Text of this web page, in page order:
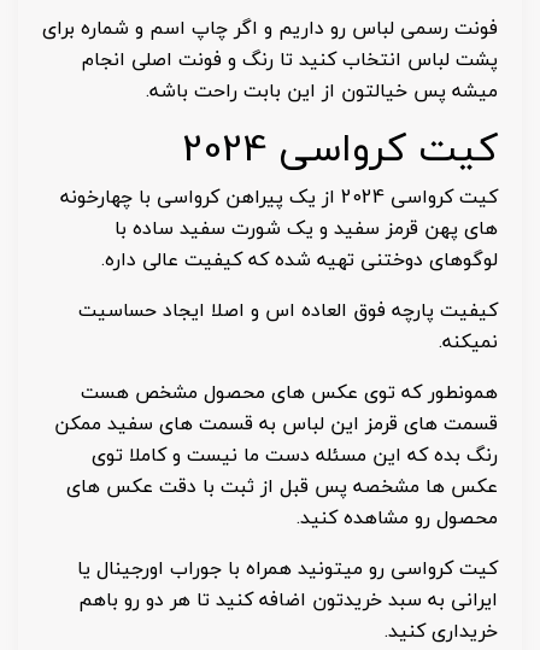
فونت رسمی لباس رو داریم و اگر چاپ اسم و شماره برای
پشت لباس انتخاب کنید تا رنگ و فونت اصلی انجام
میشه پس خیالتون از این بابت راحت باشه.
کیت کرواسی 2024
کیت کرواسی 2024 از یک پیراهن کرواسی با چهارخونه
های پهن قرمز سفید و یک شورت سفید ساده با
لوگوهای دوختنی تهیه شده که کیفیت عالی داره.
کیفیت پارچه فوق العاده اس و اصلا ایجاد حساسیت
نمیکنه.
همونطور که توی عکس های محصول مشخص هست
قسمت های قرمز این لباس به قسمت های سفید ممکن
رنگ بده که این مسئله دست ما نیست و کاملا توی
عکس ها مشخصه پس قبل از ثبت با دقت عکس های
محصول رو مشاهده کنید.
کیت کرواسی رو میتونید همراه با جوراب اورجینال یا
ایرانی به سبد خریدتون اضافه کنید تا هر دو رو باهم
خریداری کنید.